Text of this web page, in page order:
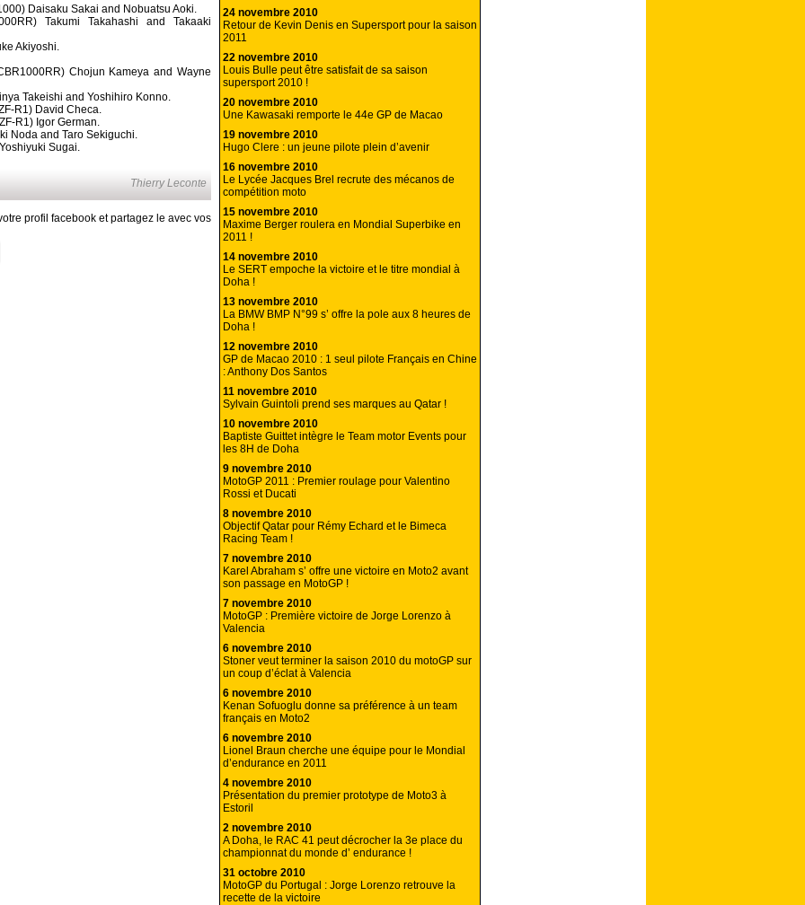
Daisaku Sakai and Nobuatsu Aoki.
Takumi Takahashi and Takaaki
Akiyoshi.
Chojun Kameya and Wayne
Takeishi and Yoshihiro Konno.
R1) David Checa.
R1) Igor German.
Noda and Taro Sekiguchi.
Sugai.
Thierry Leconte
profil facebook et partagez le avec vos
24 novembre 2010
Retour de Kevin Denis en Supersport pour la saison
2011
22 novembre 2010
Louis Bulle peut être satisfait de sa saison
supersport 2010 !
20 novembre 2010
Une Kawasaki remporte le 44e GP de Macao
19 novembre 2010
Hugo Clere : un jeune pilote plein d’avenir
16 novembre 2010
Le Lycée Jacques Brel recrute des mécanos de
compétition moto
15 novembre 2010
Maxime Berger roulera en Mondial Superbike en
2011 !
14 novembre 2010
Le SERT empoche la victoire et le titre mondial à
Doha !
13 novembre 2010
La BMW BMP N°99 s’ offre la pole aux 8 heures de
Doha !
12 novembre 2010
GP de Macao 2010 : 1 seul pilote Français en Chine
: Anthony Dos Santos
11 novembre 2010
Sylvain Guintoli prend ses marques au Qatar !
10 novembre 2010
Baptiste Guittet intègre le Team motor Events pour
les 8H de Doha
9 novembre 2010
MotoGP 2011 : Premier roulage pour Valentino
Rossi et Ducati
8 novembre 2010
Objectif Qatar pour Rémy Echard et le Bimeca
Racing Team !
7 novembre 2010
Karel Abraham s’ offre une victoire en Moto2 avant
son passage en MotoGP !
7 novembre 2010
MotoGP : Première victoire de Jorge Lorenzo à
Valencia
6 novembre 2010
Stoner veut terminer la saison 2010 du motoGP sur
un coup d’éclat à Valencia
6 novembre 2010
Kenan Sofuoglu donne sa préférence à un team
français en Moto2
6 novembre 2010
Lionel Braun cherche une équipe pour le Mondial
d’endurance en 2011
4 novembre 2010
Présentation du premier prototype de Moto3 à
Estoril
2 novembre 2010
A Doha, le RAC 41 peut décrocher la 3e place du
championnat du monde d’ endurance !
31 octobre 2010
MotoGP du Portugal : Jorge Lorenzo retrouve la
recette de la victoire